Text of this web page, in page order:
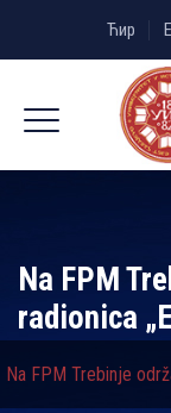
Ћир
Na FPM
radionica
Na FPM Trebinje